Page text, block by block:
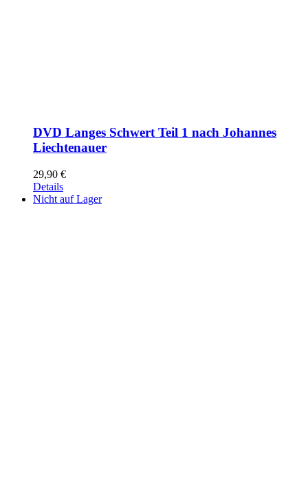
DVD Langes Schwert Teil 1 nach Johannes
Liechtenauer
29,90 €
Details
Nicht auf Lager